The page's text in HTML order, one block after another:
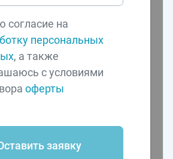
согласие на
персональных
, а также
с условиями
оферты
заявку